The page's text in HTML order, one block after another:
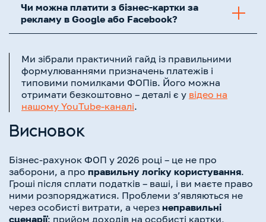
Чи можна платити з бізнес-картки за
рекламу в Google або Facebook?
Ми зібрали практичний гайд із правильними
формулюваннями призначень платежів і
типовими помилками ФОПів. Його можна
отримати безкоштовно – деталі є у відео на
нашому YouTube-каналі.
Висновок
Бізнес-рахунок ФОП у 2026 році – це не про
заборони, а про правильну логіку користування.
Гроші після сплати податків – ваші, і ви маєте право
ними розпоряджатися. Проблеми з’являються не
через особисті витрати, а через неправильні
сценарії: прийом доходів на особисті картки,